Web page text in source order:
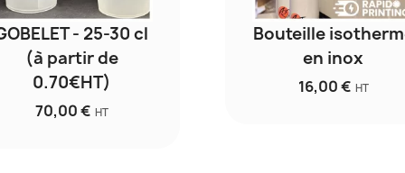
- 25-30 cl
(à partir de
0.70€HT)
70,00 € HT
Bouteille
en inox
16,00 € HT